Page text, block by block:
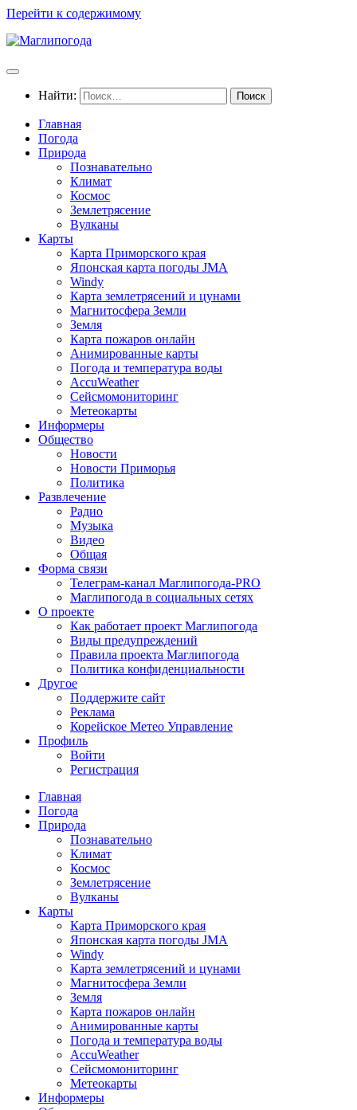
Перейти к содержимому
Найти:
Главная
Погода
Природа
Познавательно
Климат
Космос
Землетрясение
Вулканы
Карты
Карта Приморского края
Японская карта погоды JMA
Windy
Карта землетрясений и цунами
Магнитосфера Земли
Земля
Карта пожаров онлайн
Анимированные карты
Погода и температура воды
AccuWeather
Сейсмомониторинг
Метеокарты
Информеры
Общество
Новости
Новости Приморья
Политика
Развлечение
Радио
Музыка
Видео
Общая
Форма связи
Телеграм-канал Маглипогода-PRO
Маглипогода в социальных сетях
О проекте
Как работает проект Маглипогода
Виды предупреждений
Правила проекта Маглипогода
Политика конфиденциальности
Другое
Поддержите сайт
Реклама
Корейское Метео Управление
Профиль
Войти
Регистрация
Главная
Погода
Природа
Познавательно
Климат
Космос
Землетрясение
Вулканы
Карты
Карта Приморского края
Японская карта погоды JMA
Windy
Карта землетрясений и цунами
Магнитосфера Земли
Земля
Карта пожаров онлайн
Анимированные карты
Погода и температура воды
AccuWeather
Сейсмомониторинг
Метеокарты
Информеры